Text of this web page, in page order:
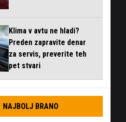
Klima v avtu ne hladi?
Preden zapravite denar
za servis, preverite teh
pet stvari
NAJBOLJ BRANO